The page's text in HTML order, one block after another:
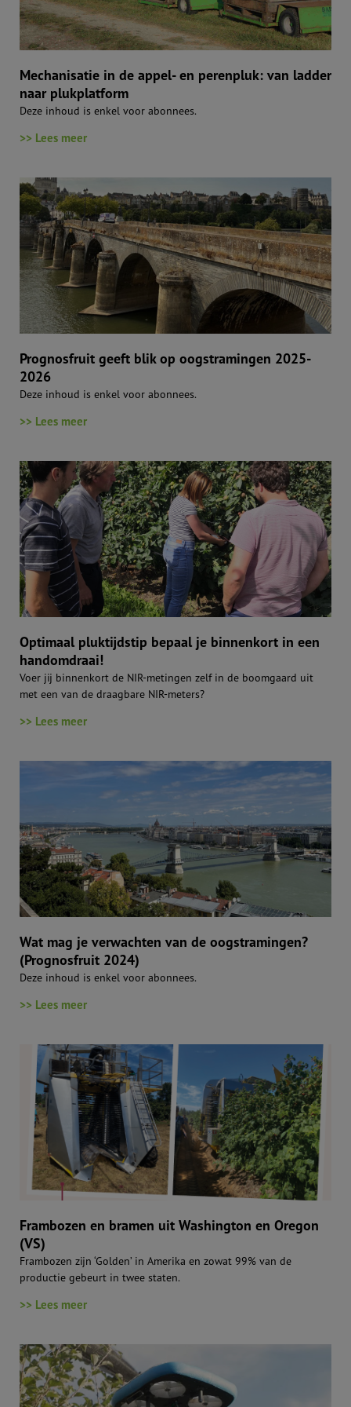
Mechanisatie in de appel- en perenpluk: van ladder
naar plukplatform
Deze inhoud is enkel voor abonnees.
>> Lees meer
Prognosfruit geeft blik op oogstramingen 2025-
2026
Deze inhoud is enkel voor abonnees.
>> Lees meer
Optimaal pluktijdstip bepaal je binnenkort in een
handomdraai!
Voer jij binnenkort de NIR-metingen zelf in de boomgaard uit
met een van de draagbare NIR-meters?
>> Lees meer
Wat mag je verwachten van de oogstramingen?
(Prognosfruit 2024)
Deze inhoud is enkel voor abonnees.
>> Lees meer
Frambozen en bramen uit Washington en Oregon
(VS)
Frambozen zijn ‘Golden’ in Amerika en zowat 99% van de
productie gebeurt in twee staten.
>> Lees meer